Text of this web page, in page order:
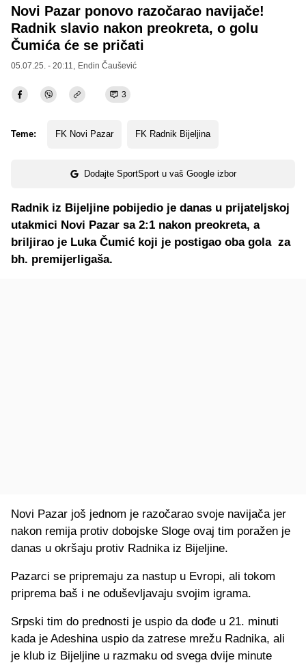
Novi Pazar ponovo razočarao navijače!
Radnik slavio nakon preokreta, o golu
Čumića će se pričati
05.07.25. - 20:11, Endin Čaušević
3
Teme: FK Novi Pazar FK Radnik Bijeljina
Dodajte SportSport u vaš Google izbor
Radnik iz Bijeljine pobijedio je danas u prijateljskoj
utakmici Novi Pazar sa 2:1 nakon preokreta, a
briljirao je Luka Čumić koji je postigao oba gola za
bh. premijerligaša.
Novi Pazar još jednom je razočarao svoje navijača jer
nakon remija protiv dobojske Sloge ovaj tim poražen je
danas u okršaju protiv Radnika iz Bijeljine.
Pazarci se pripremaju za nastup u Evropi, ali tokom
priprema baš i ne oduševljavaju svojim igrama.
Srpski tim do prednosti je uspio da dođe u 21. minuti
kada je Adeshina uspio da zatrese mrežu Radnika, ali
je klub iz Bijeljine u razmaku od svega dvije minute